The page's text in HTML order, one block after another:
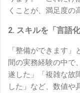
くことが、満足度の
2. スキルを「言語
「整備ができます
間の実務経験の中で
遂した」「複雑な故
した」など、数値や